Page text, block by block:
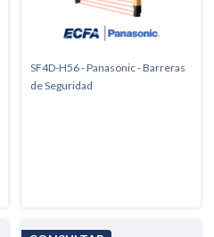
SF4D-H56 - Panasonic - Barreras
de Seguridad